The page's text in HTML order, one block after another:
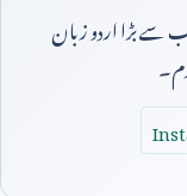
سے بڑا اردو زبان